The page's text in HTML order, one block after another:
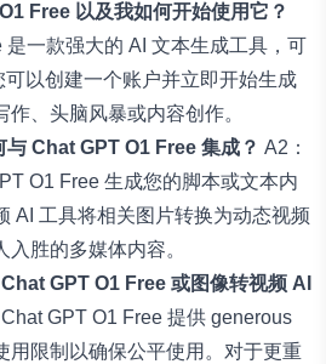
Free 以及我如何开始使用它？
一款强大的 AI 文本生成工具，可
可以创建一个账户并立即开始生成
、头脑风暴或内容创作。
Chat GPT O1 Free 集成？ A2：
O1 Free 生成您的脚本或文本内
AI 工具将相关图片转换为动态视频
胜的多媒体内容。
GPT O1 Free 或图像转视频 AI
GPT O1 Free 提供 generous
用限制以确保公平使用。对于更重